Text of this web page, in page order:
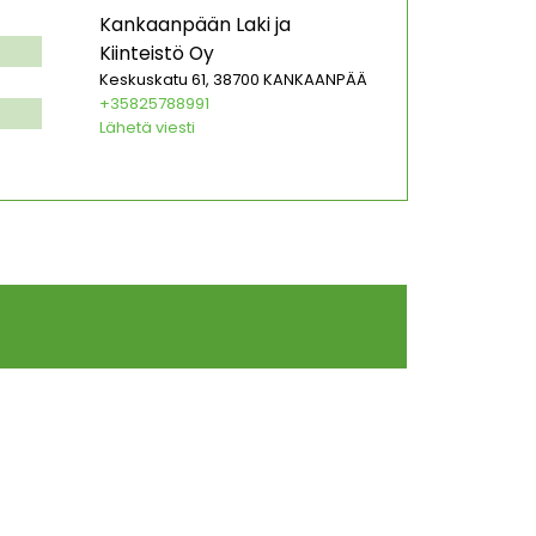
Kankaanpään Laki ja
Kiinteistö Oy
Keskuskatu 61, 38700 KANKAANPÄÄ
+35825788991
Lähetä viesti